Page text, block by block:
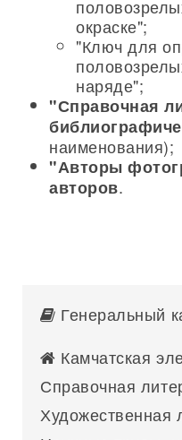
окраске";
"Ключ для
наряде";
"Справочная
наименования);
"Авторы
авторов.
Генеральный
Камчатская
Справочная
Художественная